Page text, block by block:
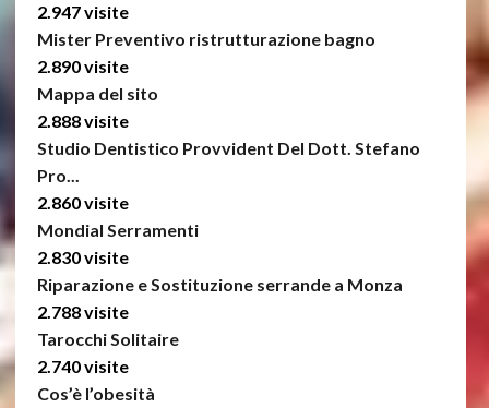
2.947 visite
Mister Preventivo ristrutturazione bagno
2.890 visite
Mappa del sito
2.888 visite
Studio Dentistico Provvident Del Dott. Stefano
Pro...
2.860 visite
Mondial Serramenti
2.830 visite
Riparazione e Sostituzione serrande a Monza
2.788 visite
Tarocchi Solitaire
2.740 visite
Cos’è l’obesità